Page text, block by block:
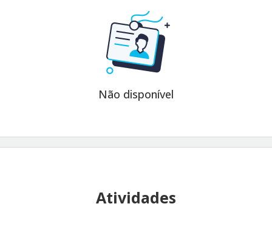
Não disponível
Atividades